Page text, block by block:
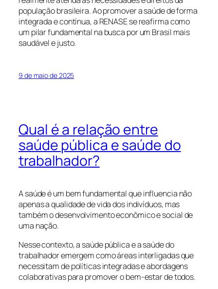
população brasileira. Ao promover a saúde de forma
integrada e contínua, a RENASE se reafirma como
um pilar fundamental na busca por um Brasil mais
saudável e justo.
9 de maio de 2025
Qual é a relação entre
saúde pública e saúde do
trabalhador?
A saúde é um bem fundamental que influencia não
apenas a qualidade de vida dos indivíduos, mas
também o desenvolvimento econômico e social de
uma nação.
Nesse contexto, a saúde pública e a saúde do
trabalhador emergem como áreas interligadas que
necessitam de políticas integradas e abordagens
colaborativas para promover o bem-estar de todos.